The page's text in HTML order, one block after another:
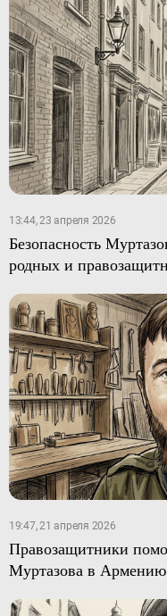
13:44, 23 апреля 2026
Безопасность
родных и
19:47, 21 апреля 2026
Правозащитники
Муртазова в Армению